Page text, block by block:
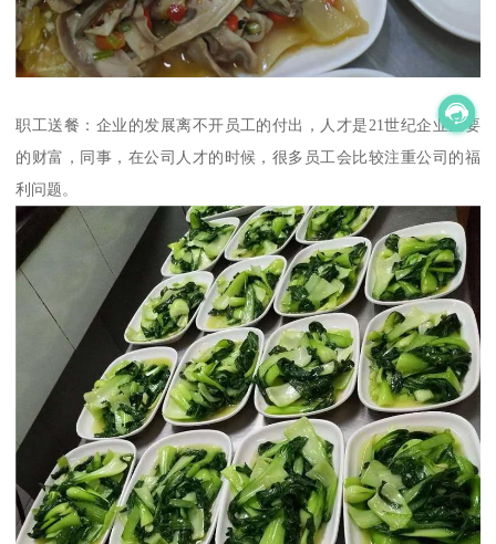
职工送餐：企业的发展离不开员工的付出，人才是21世纪企业重要
的财富，同事，在公司人才的时候，很多员工会比较注重公司的福
利问题。